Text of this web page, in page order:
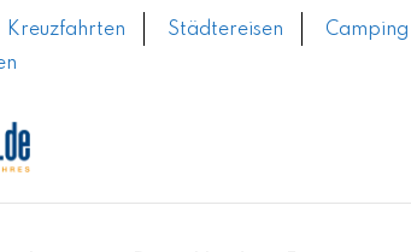
Kreuzfahrten Städtereisen Camping